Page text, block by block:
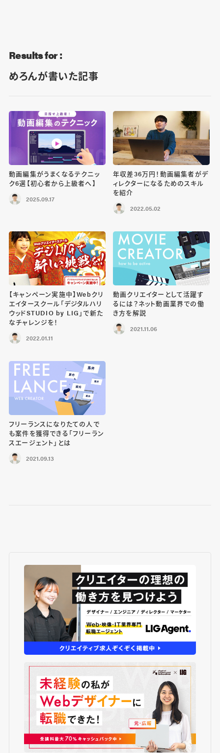
Results for :
めろんが書いた記事
動画編集がうまくなるテクニッ
ク6選【初心者から上級者へ】
2025.09.17
年収差36万円！動画編集者がデ
ィレクターになるためのスキル
を紹介
2022.05.02
【キャンペーン実施中】Webクリ
エイタースクール「デジタルハリ
ウッドSTUDIO by LIG」で新た
なチャレンジを！
2022.01.11
動画クリエイターとして活躍す
るには？ネット動画業界での働
き方を解説
2021.11.06
フリーランスになりたての人で
も案件を獲得できる「フリーラン
スエージェント」とは
2021.09.13